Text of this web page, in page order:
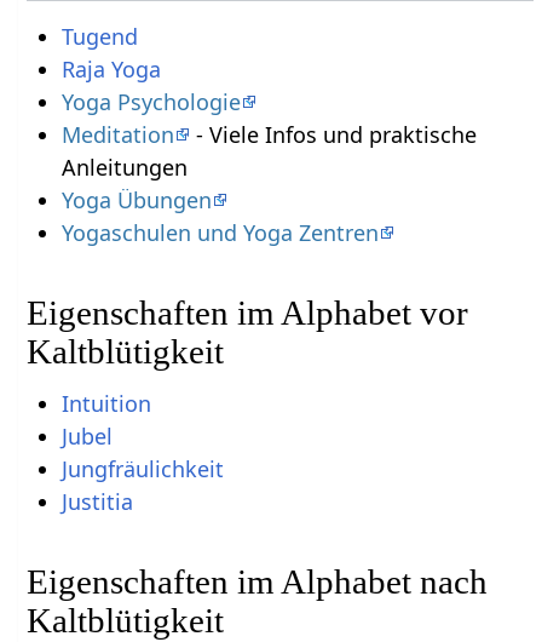
Tugend
Raja Yoga
Yoga Psychologie
Meditation
- Viele Infos und praktische
Anleitungen
Yoga Übungen
Yogaschulen und Yoga Zentren
Eigenschaften im Alphabet vor
Kaltblütigkeit
Intuition
Jubel
Jungfräulichkeit
Justitia
Eigenschaften im Alphabet nach
Kaltblütigkeit